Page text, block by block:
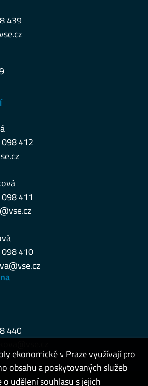
439
098 412
411
098 410
440
ekonomické v Praze využívají pro
obsahu a poskytovaných služeb
o udělení souhlasu s jejich